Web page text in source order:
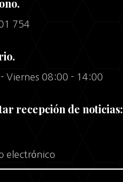
754
- Viernes 08:00 - 14:00
recepción de noticias: